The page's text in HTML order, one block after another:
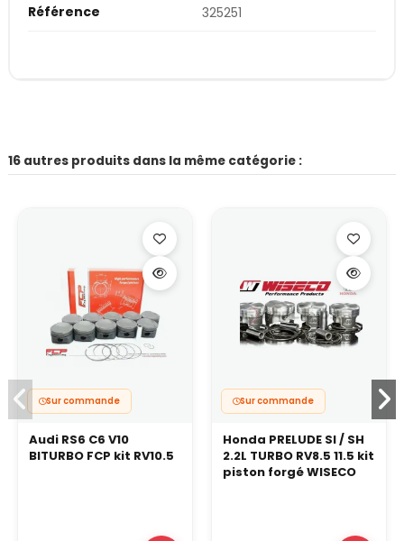
Référence 325251
16 autres produits dans la même catégorie :
Sur commande
Audi RS6 C6 V10
BITURBO FCP kit RV10.5
Sur commande
Honda PRELUDE SI / SH
2.2L TURBO RV8.5 11.5 kit
piston forgé WISECO